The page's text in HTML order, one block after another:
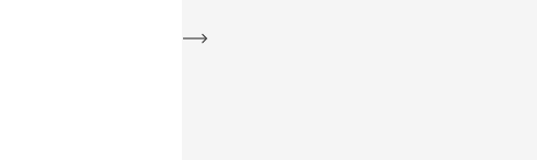
Mehr erfahren